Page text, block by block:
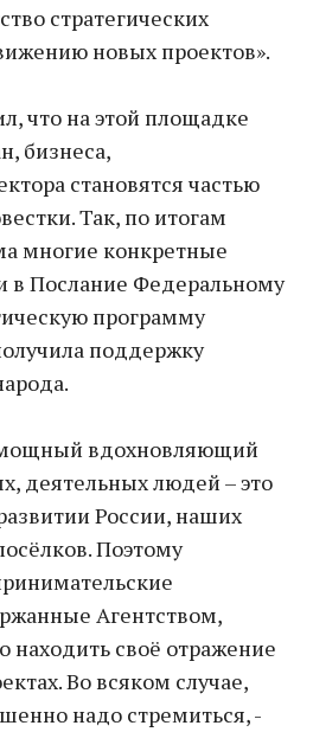
стратегических
новых проектов».
что на этой площадке
бизнеса,
становятся частью
Так, по итогам
многие конкретные
Послание Федеральному
программу
поддержку
мощный вдохновляющий
деятельных людей – это
России, наших
Поэтому
Агентством,
находить своё отражение
Во всяком случае,
надо стремиться, -